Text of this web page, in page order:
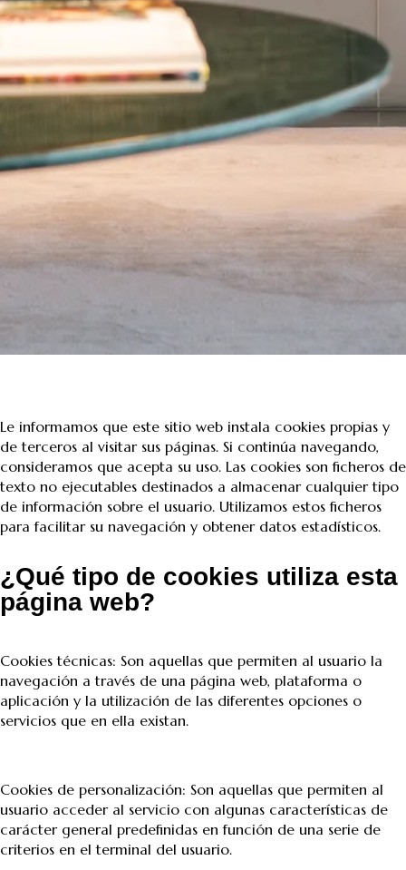
Le informamos que este sitio web instala cookies propias y
de terceros al visitar sus páginas. Si continúa navegando,
consideramos que acepta su uso. Las cookies son ficheros de
texto no ejecutables destinados a almacenar cualquier tipo
de información sobre el usuario. Utilizamos estos ficheros
para facilitar su navegación y obtener datos estadísticos.
¿Qué tipo de cookies utiliza esta
página web?
Cookies técnicas: Son aquellas que permiten al usuario la
navegación a través de una página web, plataforma o
aplicación y la utilización de las diferentes opciones o
servicios que en ella existan.
Cookies de personalización: Son aquellas que permiten al
usuario acceder al servicio con algunas características de
carácter general predefinidas en función de una serie de
criterios en el terminal del usuario.